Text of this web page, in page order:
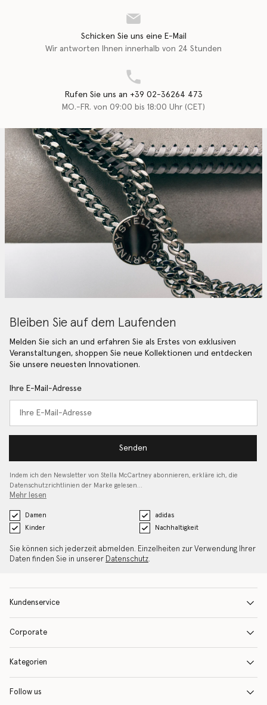
Schicken Sie uns eine E-Mail
Wir antworten Ihnen innerhalb von 24 Stunden
Rufen Sie uns an +39 02-36264 473
MO.-FR. von 09:00 bis 18:00 Uhr (CET)
Bleiben Sie auf dem Laufenden
Melden Sie sich an und erfahren Sie als Erstes von exklusiven
Veranstaltungen, shoppen Sie neue Kollektionen und entdecken
Sie unsere neuesten Innovationen.
Ihre E-Mail-Adresse
Senden
Indem ich den Newsletter von Stella McCartney abonnieren, erkläre ich, die
Datenschutzrichtlinien der Marke gelesen…
Mehr lesen
Damen
adidas
Kinder
Nachhaltigkeit
Sie können sich jederzeit abmelden. Einzelheiten zur Verwendung Ihrer
Daten finden Sie in unserer Datenschutz.
Kundenservice
Corporate
Kategorien
Follow us